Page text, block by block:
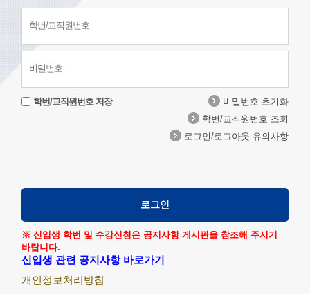
학번/교직원번호 저장
비밀번호 초기화
학번/교직원번호 조회
로그인/로그아웃 유의사항
로그인
※ 신입생 학번 및 수강신청은 공지사항 게시판을 참조해 주시기
바랍니다.
신입생 관련 공지사항 바로가기
개인정보처리방침